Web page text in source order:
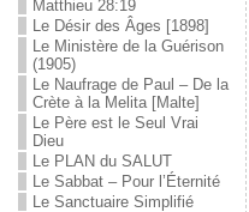
Matthieu 28:19
Le Désir des Âges [1898]
Le Ministère de la Guérison
(1905)
Le Naufrage de Paul – De la
Crète à la Melita [Malte]
Le Père est le Seul Vrai
Dieu
Le PLAN du SALUT
Le Sabbat – Pour l’Éternité
Le Sanctuaire Simplifié